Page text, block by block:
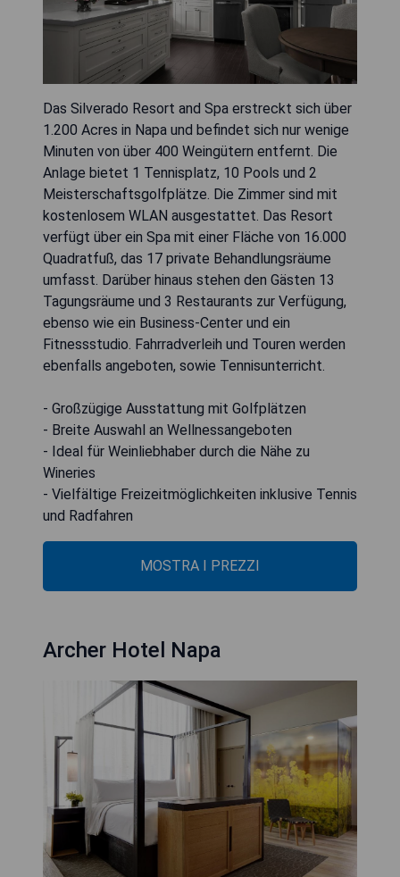
Das Silverado Resort and Spa erstreckt sich über
1.200 Acres in Napa und befindet sich nur wenige
Minuten von über 400 Weingütern entfernt. Die
Anlage bietet 1 Tennisplatz, 10 Pools und 2
Meisterschaftsgolfplätze. Die Zimmer sind mit
kostenlosem WLAN ausgestattet. Das Resort
verfügt über ein Spa mit einer Fläche von 16.000
Quadratfuß, das 17 private Behandlungsräume
umfasst. Darüber hinaus stehen den Gästen 13
Tagungsräume und 3 Restaurants zur Verfügung,
ebenso wie ein Business-Center und ein
Fitnessstudio. Fahrradverleih und Touren werden
ebenfalls angeboten, sowie Tennisunterricht.
- Großzügige Ausstattung mit Golfplätzen
- Breite Auswahl an Wellnessangeboten
- Ideal für Weinliebhaber durch die Nähe zu
Wineries
- Vielfältige Freizeitmöglichkeiten inklusive Tennis
und Radfahren
MOSTRA I PREZZI
Archer Hotel Napa